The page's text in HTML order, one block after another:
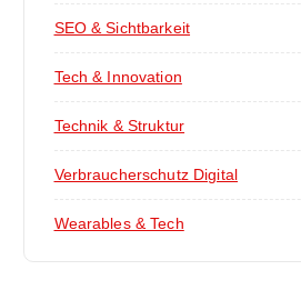
SEO & Sichtbarkeit
Tech & Innovation
Technik & Struktur
Verbraucherschutz Digital
Wearables & Tech